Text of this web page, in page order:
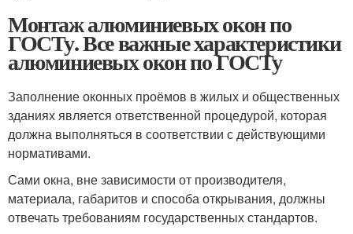
Монтаж алюминиевых окон по
ГОСТу. Все важные характеристики
алюминиевых окон по ГОСТу
Заполнение оконных проёмов в жилых и общественных
зданиях является ответственной процедурой, которая
должна выполняться в соответствии с действующими
нормативами.
Сами окна, вне зависимости от производителя,
материала, габаритов и способа открывания, должны
отвечать требованиям государственных стандартов.